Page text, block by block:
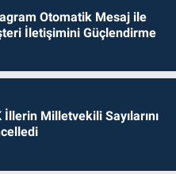
Otomatik Mesaj ile
İletişimini Güçlendirme
İllerin Milletvekili Sayılarını